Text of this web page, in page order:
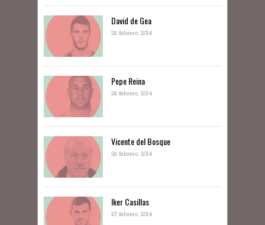
David de Gea
28 febrero, 2014
Pepe Reina
28 febrero, 2014
Vicente del Bosque
28 febrero, 2014
Iker Casillas
27 febrero, 2014